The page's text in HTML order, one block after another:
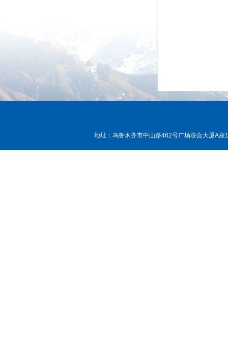
地址：乌鲁木齐市中山路462号广场联合大厦A座